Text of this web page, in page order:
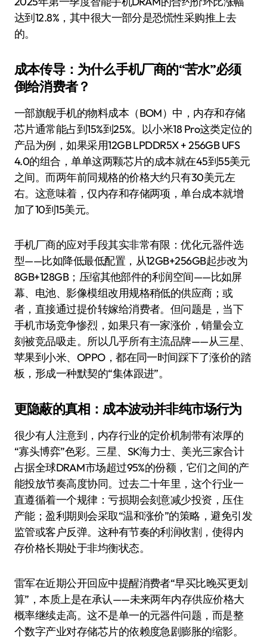
达到12.8%，其中很大一部分是恐慌性采购推上去
的。
成本传导：为什么手机厂商的“苦水”必须
倒给消费者？
一部旗舰手机的物料成本（BOM）中，内存和存储
芯片通常能占到15%到25%。以小米18 Pro这类定位的
产品为例，如果采用12GB LPDDR5X + 256GB UFS
4.0的组合，单单这两颗芯片的成本就在45到55美元
之间。而两年前同规格的价格大约只有30美元左
右。这意味着，仅内存和存储两项，单台成本就增
加了10到15美元。
手机厂商的应对手段其实非常有限：优化元器件选
型——比如降低最低配置，从12GB+256GB起步改为
8GB+128GB；压缩其他部件的利润空间——比如屏
幕、电池、影像模组改用规格稍低的供应商；或
者，直接通过提价转嫁给消费者。但问题是，当下
手机市场竞争惨烈，如果只有一家涨价，销量会立
刻被竞品吸走。所以几乎所有主流品牌——从三星、
苹果到小米、OPPO，都在同一时间踩下了涨价的踏
板，形成一种默契的“集体跟进”。
更隐蔽的真相：成本波动并非纯市场行为
很少有人注意到，内存行业的定价机制带有浓厚的
“寡头博弈”色彩。三星、SK海力士、美光三家合计
占据全球DRAM市场超过95%的份额，它们之间的产
能投放节奏高度协同。过去二十年里，这个行业一
直遵循着一个规律：亏损期会刻意减少投资，压住
产能；盈利期则会采取“温和涨价”的策略，避免引发
监管或客户反弹。这种有节奏的利润收割，使得内
存价格长期处于非均衡状态。
雷军在近期公开回应中提醒消费者“早买比晚买更划
算”，本质上是在承认——未来两年内存供应价格大
概率继续走高。这不是单一的元器件问题，而是整
个数字产业对存储芯片的依赖度急剧膨胀的缩影。